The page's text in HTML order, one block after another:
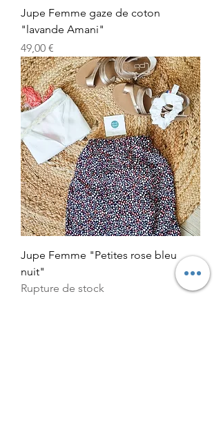
Jupe Femme gaze de coton
"lavande Amani"
Prix
49,00 €
Jupe Femme "Petites rose bleu
nuit"
Rupture de stock